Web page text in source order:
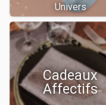
Univers
Cadeaux
Affectifs